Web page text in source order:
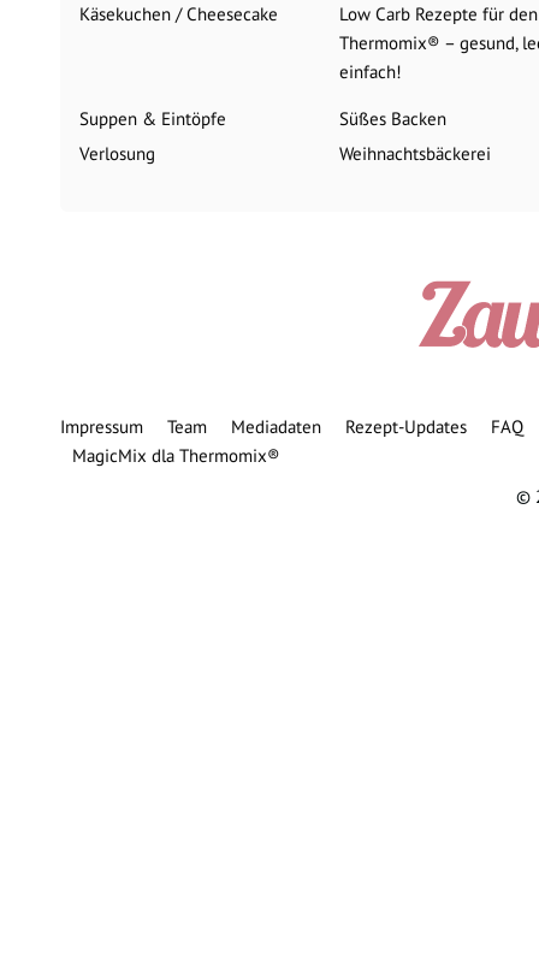
Käsekuchen / Cheesecake
Low Carb Rezepte für den
Thermomix® – gesund,
einfach!
Suppen & Eintöpfe
Süßes Backen
Verlosung
Weihnachtsbäckerei
Impressum Team Mediadaten Rezept-Updates
FAQ
MagicMix dla Thermomix®
©